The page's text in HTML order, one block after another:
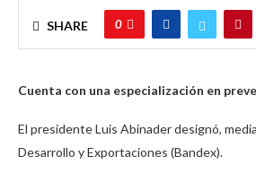
SHARE 0
Cuenta con una especialización en
El presidente Luis Abinader designó,
Desarrollo y Exportaciones (Bandex).